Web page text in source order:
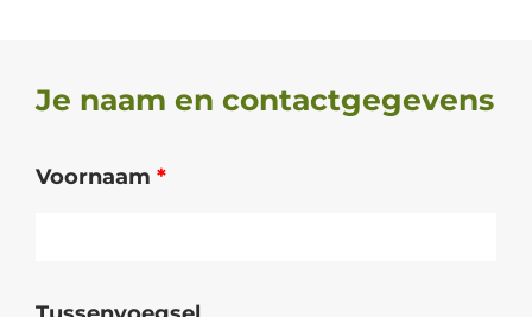
Je naam en contactgegevens
Voornaam *